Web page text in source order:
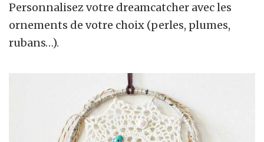
Personnalisez votre dreamcatcher avec les
ornements de votre choix (perles, plumes,
rubans…).